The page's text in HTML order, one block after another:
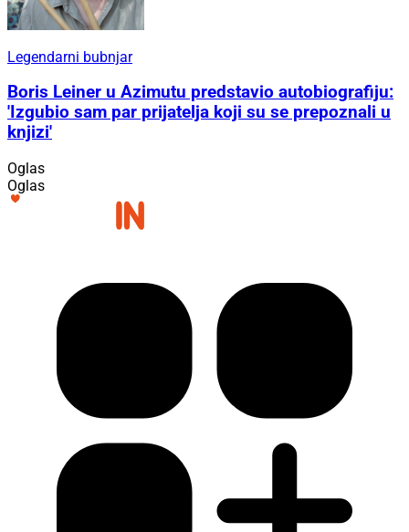
Legendarni bubnjar
Boris Leiner u Azimutu predstavio autobiografiju:
'Izgubio sam par prijatelja koji su se prepoznali u
knjizi'
Oglas
Oglas